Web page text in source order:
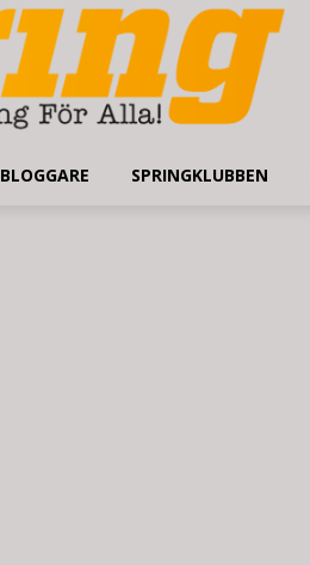
BLOGGARE SPRINGKLUBBEN